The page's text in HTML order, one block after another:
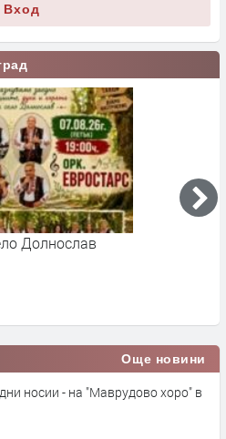
Вход
Долнослав
Още новини
носии - на "Маврудово хоро" в